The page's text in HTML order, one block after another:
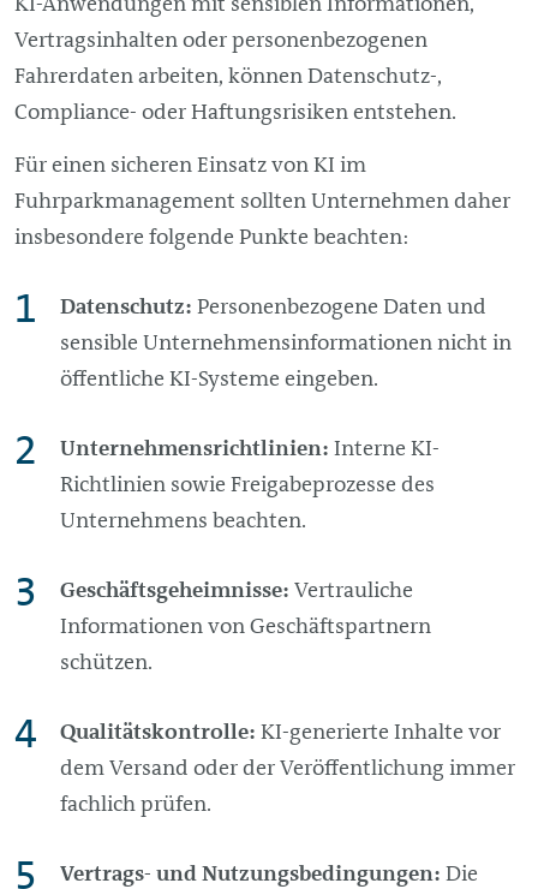
Vertragsinhalten oder personenbezogenen
Fahrerdaten arbeiten, können Datenschutz-,
Compliance- oder Haftungsrisiken entstehen.
Für einen sicheren Einsatz von KI im
Fuhrparkmanagement sollten Unternehmen daher
insbesondere folgende Punkte beachten:
Datenschutz: Personenbezogene Daten und
sensible Unternehmensinformationen nicht in
öffentliche KI-Systeme eingeben.
Unternehmensrichtlinien: Interne KI-
Richtlinien sowie Freigabeprozesse des
Unternehmens beachten.
Geschäftsgeheimnisse: Vertrauliche
Informationen von Geschäftspartnern
schützen.
Qualitätskontrolle: KI-generierte Inhalte vor
dem Versand oder der Veröffentlichung immer
fachlich prüfen.
Vertrags- und Nutzungsbedingungen: Die